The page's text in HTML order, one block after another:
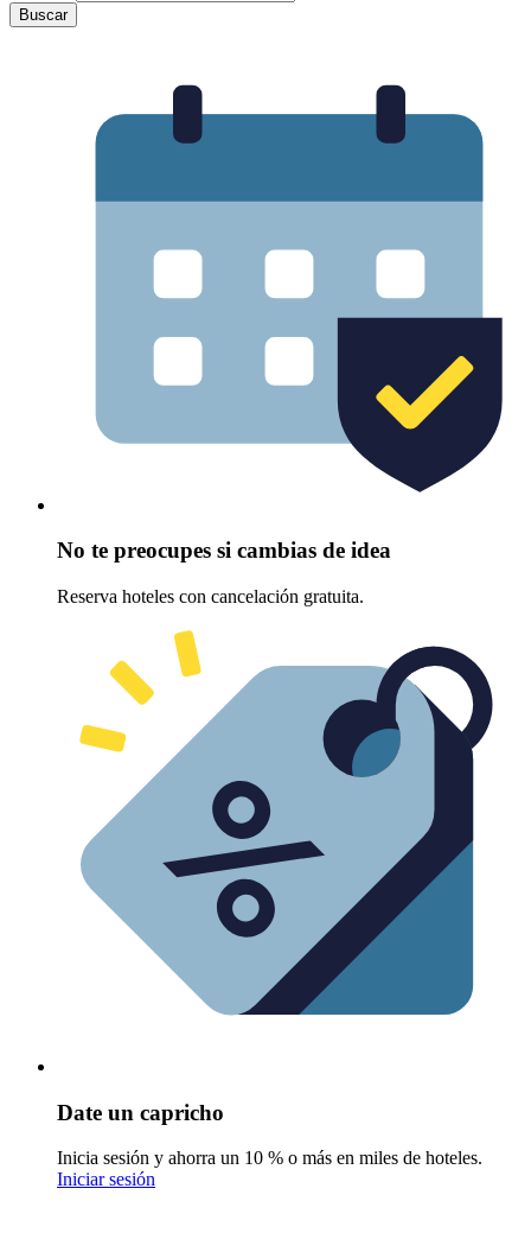
Buscar
No te preocupes si cambias de idea
Reserva hoteles con cancelación gratuita.
Date un capricho
Inicia sesión y ahorra un 10 % o más en miles de hoteles.
Iniciar sesión